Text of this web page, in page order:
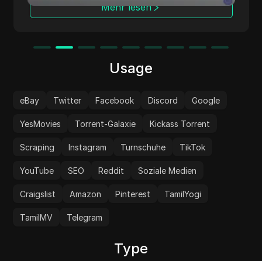
Mehr lesen
Usage
eBay Twitter Facebook Discord Google
YesMovies Torrent-Galaxie Kickass Torrent
Scraping Instagram Turnschuhe TikTok
YouTube SEO Reddit Soziale Medien
Craigslist Amazon Pinterest TamilYogi
TamilMV Telegram
Type